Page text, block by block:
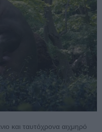
και ταυτόχρονα αιχμηρό